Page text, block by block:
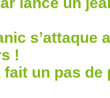
s’attaque
!
fait un pas de